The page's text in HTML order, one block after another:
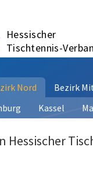
Hessischer
Tischtennis-
Nord Bezirk
Kassel
Hessischer